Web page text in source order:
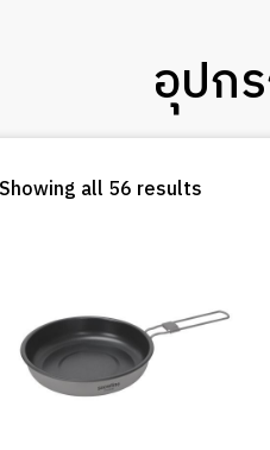
อุปก
Showing all 56 results